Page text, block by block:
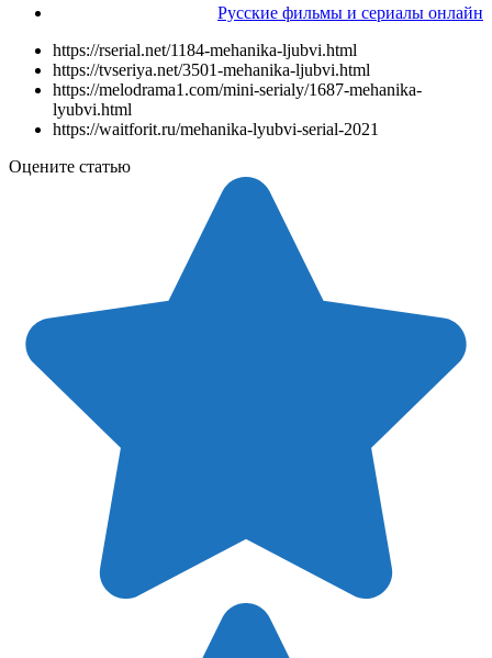
Русские фильмы и сериалы онлайн
https://rserial.net/1184-mehanika-ljubvi.html
https://tvseriya.net/3501-mehanika-ljubvi.html
https://melodrama1.com/mini-serialy/1687-mehanika-
lyubvi.html
https://waitforit.ru/mehanika-lyubvi-serial-2021
Оцените статью